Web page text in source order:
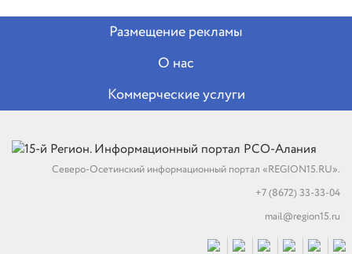
Размещение рекламы
О нас
Коммерческие услуги
Северо-Осетинский информационный портал «REGION15.RU».
+7 (8672) 33-33-04
mail@region15.ru